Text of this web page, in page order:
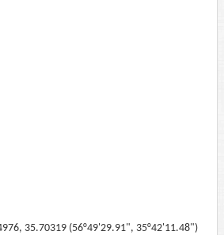
35.70319 (56°49'29.91", 35°42'11.48")